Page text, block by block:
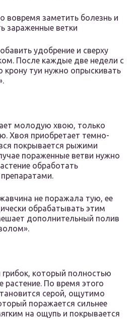
вовремя заметить болезнь и
зараженные ветки
удобрение и сверху
После каждые две недели с
туи нужно опрыскивать
молодую хвою, только
Хвоя приобретает темно-
покрывается рыжими
пораженные ветви нужно
обработать
не поражала тую, ее
обрабатывать этим
дополнительный полив
который полностью
растение. По время этого
серой, ощутимо
поражается сильнее
на ощупь и покрывается